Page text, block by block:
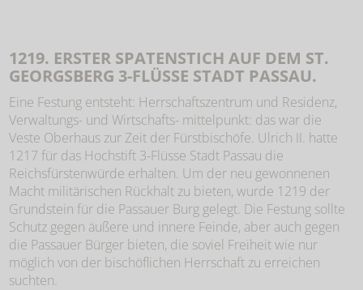
1219. ERSTER SPATENSTICH AUF DEM ST.
GEORGSBERG 3-FLÜSSE STADT PASSAU.
Eine Festung entsteht: Herrschaftszentrum und Residenz,
Verwaltungs- und Wirtschafts- mittelpunkt: das war die
Veste Oberhaus zur Zeit der Fürstbischöfe. Ulrich II. hatte
1217 für das Hochstift 3-Flüsse Stadt Passau die
Reichsfürstenwürde erhalten. Um der neu gewonnenen
Macht militärischen Rückhalt zu bieten, wurde 1219 der
Grundstein für die Passauer Burg gelegt. Die Festung sollte
Schutz gegen äußere und innere Feinde, aber auch gegen
die Passauer Bürger bieten, die soviel Freiheit wie nur
möglich von der bischöflichen Herrschaft zu erreichen
suchten.